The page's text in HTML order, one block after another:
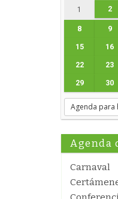
1 2
8 9
15 16
22 23
29 30
Agenda para
Agenda
Carnaval